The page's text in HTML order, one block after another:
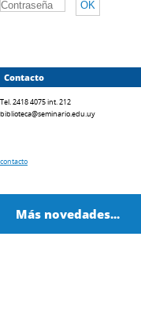
Contacto
Tel. 2418 4075 int. 212
biblioteca@seminario.edu.uy
contacto
Más novedades...